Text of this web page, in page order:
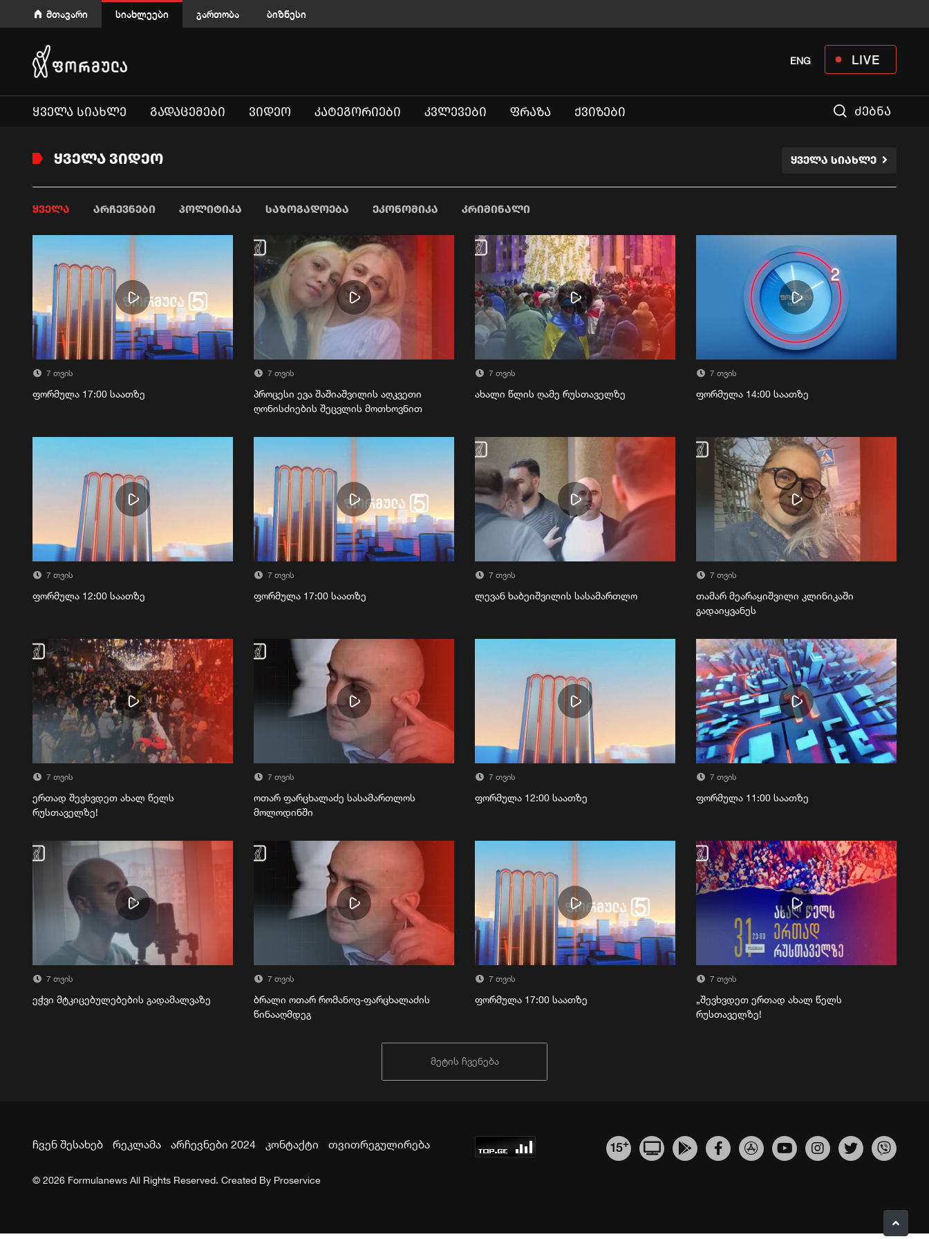
მთავარი სიახლეები გართობა ბიზნესი
LIVE
ENG
ᲧᲕᲔᲚᲐ ᲡᲘᲐᲮᲚᲔ ᲒᲐᲓᲐᲪᲔᲛᲔᲑᲘ ᲕᲘᲓᲔᲝ ᲙᲐᲢᲔᲒᲝᲠᲘᲔᲑᲘ ᲙᲕᲚᲔᲕᲔᲑᲘ ᲤᲠᲐᲖᲐ ᲥᲕᲘᲖᲔᲑᲘ ძებნა
ᲧᲕᲔᲚᲐ ᲕᲘᲓᲔᲝ ᲧᲕᲔᲚᲐ ᲡᲘᲐᲮᲚᲔ
ᲧᲕᲔᲚᲐ ᲐᲠᲩᲔᲕᲜᲔᲑᲘ ᲞᲝᲚᲘᲢᲘᲙᲐ ᲡᲐᲖᲝᲒᲐᲓᲝᲔᲑᲐ ᲔᲙᲝᲜᲝᲛᲘᲙᲐ ᲙᲠᲘᲛᲘᲜᲐᲚᲘ
7 თვის
ფორმულა 17:00 საათზე
7 თვის
პროცესი ევა შაშიაშვილის აღკვეთი
ღონისძიების შეცვლის მოთხოვნით
7 თვის
ახალი წლის ღამე რუსთაველზე
7 თვის
ფორმულა 14:00 საათზე
7 თვის
ფორმულა 12:00 საათზე
7 თვის
ფორმულა 17:00 საათზე
7 თვის
ლევან ხაბეიშვილის სასამართლო
7 თვის
თამარ მეარაყიშვილი კლინიკაში
გადაიყვანეს
7 თვის
ერთად შევხვდეთ ახალ წელს
რუსთაველზე!
7 თვის
ოთარ ფარცხალაძე სასამართლოს
მოლოდინში
7 თვის
ფორმულა 12:00 საათზე
7 თვის
ფორმულა 11:00 საათზე
7 თვის
ეჭვი მტკიცებულებების გადამალვაზე
7 თვის
ბრალი ოთარ რომანოვ-ფარცხალაძის
წინააღმდეგ
7 თვის
ფორმულა 17:00 საათზე
7 თვის
„შევხვდეთ ერთად ახალ წელს
რუსთაველზე!
მეტის ჩვენება
ჩვენ შესახებ რეკლამა არჩევნები 2024 კონტაქტი თვითრეგულირება 15+
© 2026 Formulanews All Rights Reserved. Created By Proservice